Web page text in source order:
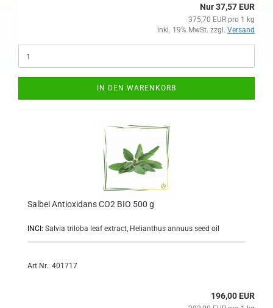
Nur 37,57 EUR
375,70 EUR pro 1 kg
inkl. 19% MwSt. zzgl. Versand
IN DEN WARENKORB
Salbei Antioxidans CO2 BIO 500 g
INCI: Salvia triloba leaf extract, Helianthus annuus seed oil
Art.Nr.: 401717
196,00 EUR